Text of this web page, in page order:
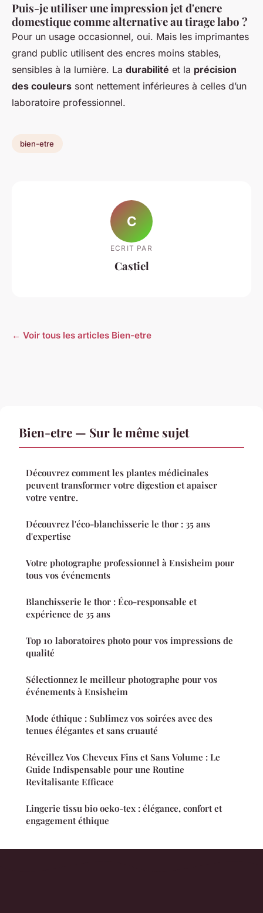
Puis-je utiliser une impression jet d'encre
domestique comme alternative au tirage labo ?
Pour un usage occasionnel, oui. Mais les imprimantes
grand public utilisent des encres moins stables,
sensibles à la lumière. La durabilité et la précision
des couleurs sont nettement inférieures à celles d’un
laboratoire professionnel.
bien-etre
C
ECRIT PAR
Castiel
← Voir tous les articles Bien-etre
Bien-etre — Sur le même sujet
Découvrez comment les plantes médicinales
peuvent transformer votre digestion et apaiser
votre ventre.
Découvrez l'éco-blanchisserie le thor : 35 ans
d'expertise
Votre photographe professionnel à Ensisheim pour
tous vos événements
Blanchisserie le thor : Éco-responsable et
expérience de 35 ans
Top 10 laboratoires photo pour vos impressions de
qualité
Sélectionnez le meilleur photographe pour vos
événements à Ensisheim
Mode éthique : Sublimez vos soirées avec des
tenues élégantes et sans cruauté
Réveillez Vos Cheveux Fins et Sans Volume : Le
Guide Indispensable pour une Routine
Revitalisante Efficace
Lingerie tissu bio oeko-tex : élégance, confort et
engagement éthique